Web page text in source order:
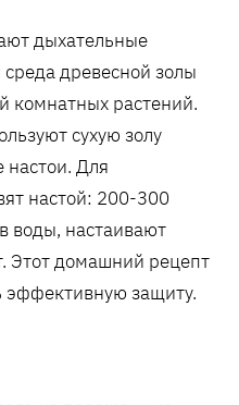
дыхательные
среда древесной золы
комнатных растений.
сухую золу
Для
настой: 200-300
воды‚ настаивают
Этот домашний рецепт
эффективную защиту.